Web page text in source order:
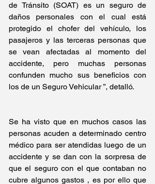
de Tránsito (SOAT) es un seguro de
daños personales con el cual está
protegido el chofer del vehículo, los
pasajeros y las terceras personas que
se vean afectadas al momento del
accidente, pero muchas personas
confunden mucho sus beneficios con
los de un Seguro Vehicular ”, detalló.
Se ha visto que en muchos casos las
personas acuden a determinado centro
médico para ser atendidas luego de un
accidente y se dan con la sorpresa de
que el seguro con el que contaban no
cubre algunos gastos , es por ello que